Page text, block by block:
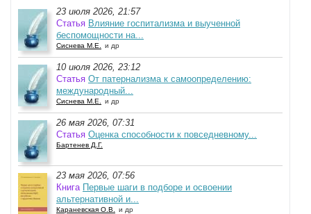
23 июля 2026, 21:57
Статья Влияние госпитализма и выученной
беспомощности на...
Сиснева М.Е. и др
10 июля 2026, 23:12
Статья От патернализма к самоопределению:
международный...
Сиснева М.Е. и др
26 мая 2026, 07:31
Статья Оценка способности к повседневному...
Бартенев Д.Г.
23 мая 2026, 07:56
Книга Первые шаги в подборе и освоении
альтернативной и...
Караневская О.В. и др